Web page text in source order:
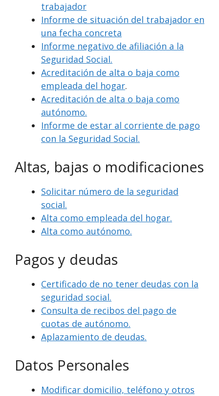
trabajador
Informe de situación del trabajador en
una fecha concreta
Informe negativo de afiliación a la
Seguridad Social.
Acreditación de alta o baja como
empleada del hogar.
Acreditación de alta o baja como
autónomo.
Informe de estar al corriente de pago
con la Seguridad Social.
Altas, bajas o modificaciones
Solicitar número de la seguridad
social.
Alta como empleada del hogar.
Alta como autónomo.
Pagos y deudas
Certificado de no tener deudas con la
seguridad social.
Consulta de recibos del pago de
cuotas de autónomo.
Aplazamiento de deudas.
Datos Personales
Modificar domicilio, teléfono y otros